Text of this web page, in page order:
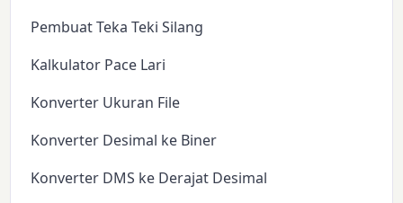
Pembuat Teka Teki Silang
Kalkulator Pace Lari
Konverter Ukuran File
Konverter Desimal ke Biner
Konverter DMS ke Derajat Desimal